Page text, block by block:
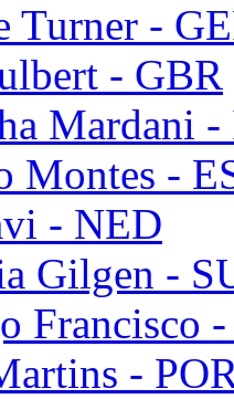
Turner -
- GBR
Mardani
Montes -
- NED
Gilgen -
Francisco
-